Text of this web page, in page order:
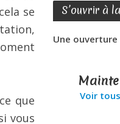
se
que
vous
S’ouvrir à
Une ouverture
Voir